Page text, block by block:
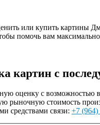
или купить картины
помочь вам
картин с
оценку с возможностью
рыночную стоимость
средствами связи: +7 (964)